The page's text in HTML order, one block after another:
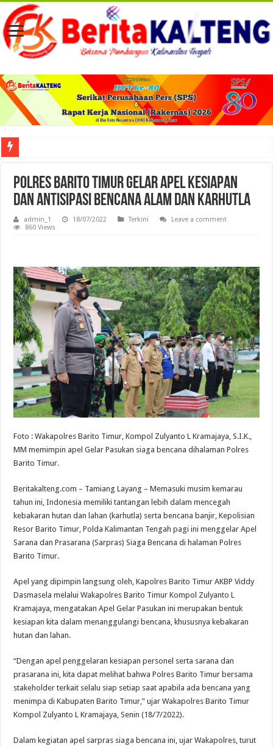
Polres Barito Timur Gelar Apel Kesiapan
dan Antisipasi Bencana Alam dan Karhutla
admin_1 18/07/2022 Terkini
Leave a comment
860 Views
Foto : Wakapolres Barito Timur, Kompol Zulyanto L Kramajaya, S.I.K.,
MM memimpin apel Gelar Pasukan siaga bencana dihalaman Polres
Barito Timur.
Beritakalteng.com – Tamiang Layang – Memasuki musim kemarau
tahun ini, Indonesia memiliki tantangan lebih dalam mencegah
kebakaran hutan dan lahan (karhutla) serta bencana banjir, Kepolisian
Resor Barito Timur, Polda Kalimantan Tengah pagi ini menggelar Apel
Sarana dan Prasarana (Sarpras) Siaga Bencana di halaman Polres
Barito Timur.
Apel yang dipimpin langsung oleh, Kapolres Barito Timur AKBP Viddy
Dasmasela melalui Wakapolres Barito Timur Kompol Zulyanto L
Kramajaya, mengatakan Apel Gelar Pasukan ini merupakan bentuk
kesiapan kita dalam menanggulangi bencana, khususnya kebakaran
hutan dan lahan.
“Dengan apel penggelaran kesiapan personel serta sarana dan
prasarana ini, kita dapat melihat bahwa Polres Barito Timur bersama
stakeholder terkait selalu siap setiap saat apabila ada bencana yang
menimpa di Kabupaten Barito Timur,” ujar Wakapolres Barito Timur
Kompol Zulyanto L Kramajaya, Senin (18/7/2022).
Dalam kegiatan apel sarpras siaga bencana ini, ujar Wakapolres, turut